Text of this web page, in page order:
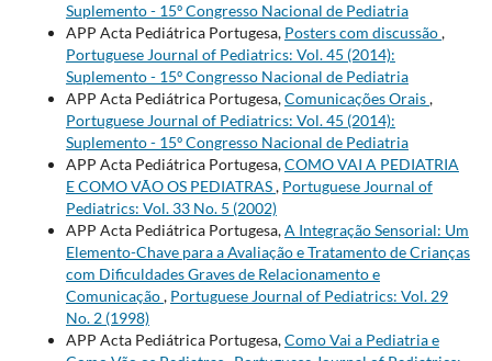
Suplemento - 15º Congresso Nacional de Pediatria
APP Acta Pediátrica Portugesa, Posters com discussão,
Portuguese Journal of Pediatrics: Vol. 45 (2014):
Suplemento - 15º Congresso Nacional de Pediatria
APP Acta Pediátrica Portugesa,Comunicações Orais,
Portuguese Journal of Pediatrics: Vol. 45 (2014):
Suplemento - 15º Congresso Nacional de Pediatria
APP Acta Pediátrica Portugesa,COMO VAI A PEDIATRIA
E COMO VÃO OS PEDIATRAS, Portuguese Journal of
Pediatrics: Vol. 33 No. 5 (2002)
APP Acta Pediátrica Portugesa,A Integração Sensorial: Um
Elemento-Chave para a Avaliação e Tratamento de Crianças
com Dificuldades Graves de Relacionamento e
Comunicação, Portuguese Journal of Pediatrics: Vol. 29
No. 2 (1998)
APP Acta Pediátrica Portugesa,Como Vai a Pediatria e